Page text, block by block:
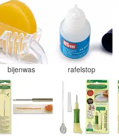
bijenwas rafelstop